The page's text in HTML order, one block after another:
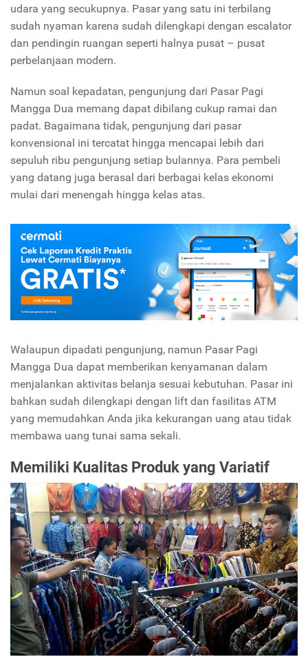
udara yang secukupnya. Pasar yang satu ini terbilang
sudah nyaman karena sudah dilengkapi dengan escalator
dan pendingin ruangan seperti halnya pusat – pusat
perbelanjaan modern.
Namun soal kepadatan, pengunjung dari Pasar Pagi
Mangga Dua memang dapat dibilang cukup ramai dan
padat. Bagaimana tidak, pengunjung dari pasar
konvensional ini tercatat hingga mencapai lebih dari
sepuluh ribu pengunjung setiap bulannya. Para pembeli
yang datang juga berasal dari berbagai kelas ekonomi
mulai dari menengah hingga kelas atas.
Walaupun dipadati pengunjung, namun Pasar Pagi
Mangga Dua dapat memberikan kenyamanan dalam
menjalankan aktivitas belanja sesuai kebutuhan. Pasar ini
bahkan sudah dilengkapi dengan lift dan fasilitas ATM
yang memudahkan Anda jika kekurangan uang atau tidak
membawa uang tunai sama sekali.
Memiliki Kualitas Produk yang Variatif